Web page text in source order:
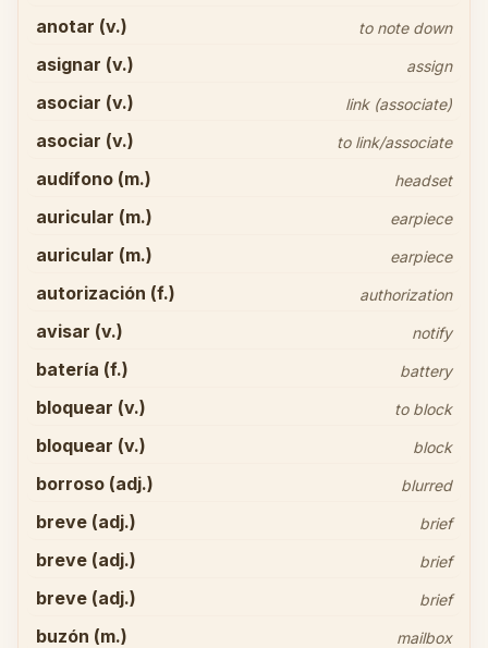
anotar (v.) to note down
asignar (v.) assign
asociar (v.) link (associate)
asociar (v.) to link/associate
audífono (m.) headset
auricular (m.) earpiece
auricular (m.) earpiece
autorización (f.) authorization
avisar (v.) notify
batería (f.) battery
bloquear (v.) to block
bloquear (v.) block
borroso (adj.) blurred
breve (adj.) brief
breve (adj.) brief
breve (adj.) brief
buzón (m.) mailbox